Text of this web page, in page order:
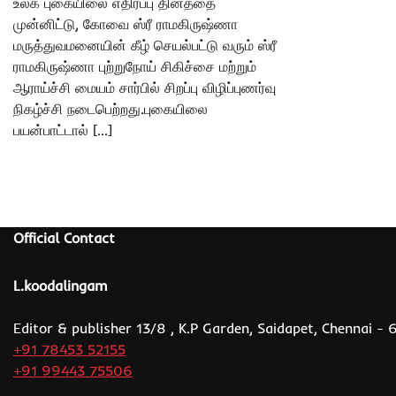
முன்னிட்டு, கோவை ஸ்ரீ ராமகிருஷ்ணா
மருத்துவமனையின் கீழ் செயல்பட்டு வரும் ஸ்ரீ
ராமகிருஷ்ணா புற்றுநோய் சிகிச்சை மற்றும்
ஆராய்ச்சி மையம் சார்பில் சிறப்பு விழிப்புணர்வு
நிகழ்ச்சி நடைபெற்றது.புகையிலை
பயன்பாட்டால் […]
Official Contact
L.koodalingam
Editor & publisher 13/8 , K.P Garden, Saidapet, Chennai -
+91 78453 52155
+91 99443 75506